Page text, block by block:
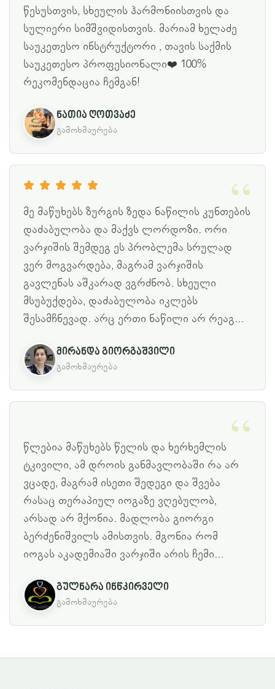
წესუსთვის, სხეულის ჰარმონიისთვის და
სულიერი სიმშვიდისთვის. მარიამ ხელაძე
საუკეთესო ინსტრუქტორი , თავის საქმის
საუკეთესო პროფესიონალი❤️ 100%
რეკომენდაცია ჩემგან!
ნათია ღოთვაძე
გამოხმაურება
მე მაწუხებს ზურგის ზედა ნაწილის კუნთების
დაძაბულობა და მაქვს ლორდოზი. ორი
ვარჯიშის შემდეგ ეს პრობლემა სრულად
ვერ მოგვარდება, მაგრამ ვარჯიშის
გავლენას აშკარად ვგრძნობ. სხეული
მსუბუქდება, დაძაბულობა იკლებს
შესამჩნევად. არც ერთი ნაწილი არ რეაგ...
მირანდა გიორგაშვილი
გამოხმაურება
წლებია მაწუხებს წელის და ხერხემლის
ტკივილი, ამ დროის განმავლობაში რა არ
ვცადე, მაგრამ ისეთი შედეგი და შვება
რასაც თერაპიულ იოგაზე ვღებულობ,
არსად არ მქონია. მადლობა გიორგი
ბერძენიშვილს ამისთვის. მგონია რომ
იოგას აკადემიაში ვარჯიში არის ჩემი...
გულნარა ინწკირველი
გამოხმაურება